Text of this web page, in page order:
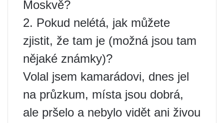
Moskvě?
2. Pokud nelétá, jak můžete
zjistit, že tam je (možná jsou tam
nějaké známky)?
Volal jsem kamarádovi, dnes jel
na průzkum, místa jsou dobrá,
ale pršelo a nebylo vidět ani živou